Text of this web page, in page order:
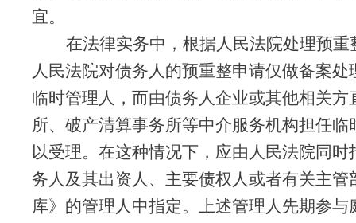
宜。
在法律实务中，根据人民法院处理预
人民法院对债务人的预重整申请仅做备案
临时管理人，而由债务人企业或其他相关
所、破产清算事务所等中介服务机构担任
以受理。在这种情况下，应由人民法院同
务人及其出资人、主要债权人或者有关主
库》的管理人中指定。上述管理人先期参